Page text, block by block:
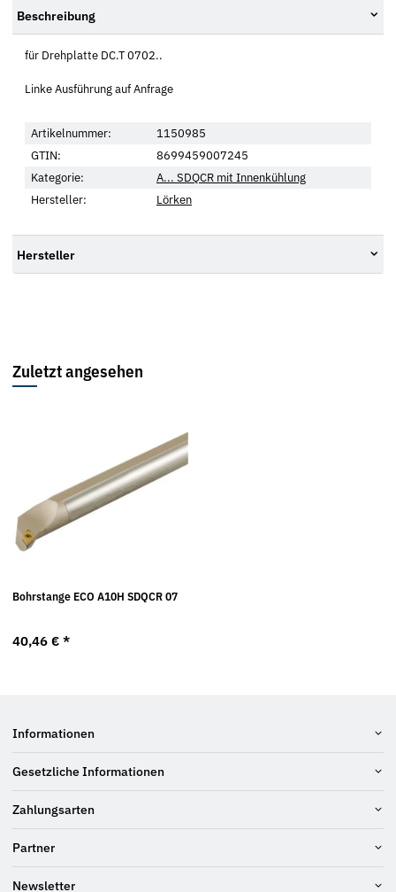
Beschreibung
für Drehplatte DC.T 0702..
Linke Ausführung auf Anfrage
Artikelnummer:
1150985
GTIN:
8699459007245
Kategorie:
A... SDQCR mit Innenkühlung
Hersteller:
Lörken
Hersteller
Zuletzt angesehen
Bohrstange ECO A10H SDQCR 07
40,46 € *
Informationen
Gesetzliche Informationen
Zahlungsarten
Partner
Newsletter